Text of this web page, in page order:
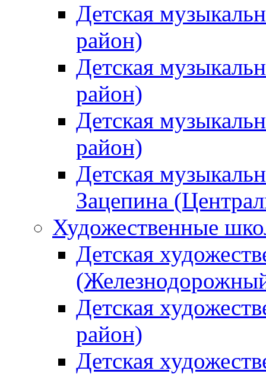
Детская
район)
Детская
район)
Детская
район)
Детская
Зацепина
Художественные
Детская
Детская
район)
Детская